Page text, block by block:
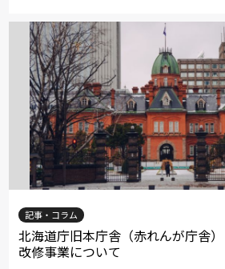
記事・コラム
北海道庁旧本庁舎（赤れんが庁舎）
改修事業について